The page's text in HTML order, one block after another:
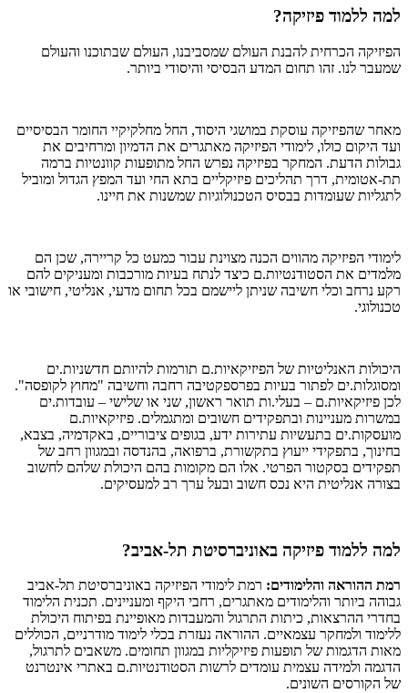
למה ללמוד פיזיקה?
הפיזיקה הכרחית להבנת העולם שמסביבנו, העולם שבתוכנו והעולם
שמעבר לנו. זהו תחום המדע הבסיסי והיסודי ביותר.
מאחר שהפיזיקה עוסקת במושגי היסוד, החל מחלקיקיי החומר הבסיסיים
ועד היקום כולו, לימודי הפיזיקה מאתגרים את הדמיון ומרחיבים את
גבולות הדעת. המחקר בפיזיקה נפרש החל מתופעות קוונטיות ברמה
תת-אטומית, דרך תהליכים פיזיקליים בתא החי ועד המפץ הגדול ומוביל
לתגליות שעומדות בבסיס הטכנולוגיות שמשנות את חיינו.
לימודי הפיזיקה מהווים הכנה מצוינת עבור כמעט כל קריירה, שכן הם
מלמדים את הסטודנטיות.ם כיצד לנתח בעיות מורכבות ומעניקים להם
רקע נרחב וכלי חשיבה שניתן ליישמם בכל תחום מדעי, אנליטי, חישובי או
טכנולוגי.
היכולות האנליטיות של הפיזיקאיות.ם תורמות להיותם חדשניות.ים
ומסוגלות.ים לפתור בעיות בפרספקטיבה רחבה וחשיבה "מחוץ לקופסה".
לכן פיזיקאיות.ם – בעלי.ות תואר ראשון, שני או שלישי – עובדות.ים
במשרות מעניינות ובתפקידים חשובים ומתגמלים. פיזיקאיות.ם
מועסקות.ים בתעשיות עתירות ידע, בגופים ציבוריים, באקדמיה, בצבא,
בחינוך, בתפקידי ייעוץ בתקשורת, ברפואה, בהנדסה ובמגוון רחב של
תפקידים בסקטור הפרטי. אלו הם מקומות בהם היכולת שלהם לחשוב
בצורה אנליטית היא נכס חשוב ובעל ערך רב למעסיקים.
למה ללמוד פיזיקה באוניברסיטת תל-אביב?
רמת ההוראה והלימודים: רמת לימודי הפיזיקה באוניברסיטת תל-אביב
גבוהה ביותר והלימודים מאתגרים, רחבי היקף ומעניינים. תכנית הלימוד
בחדרי ההרצאות, כיתות התרגול והמעבדות מאופיינת בפיתוח היכולת
ללימוד ולמחקר עצמאיים. ההוראה נעזרת בכלי לימוד מודרניים, הכוללים
מאות הדגמות של תופעות פיזיקליות במגוון תחומים. משאבים לתרגול,
הדגמה ולמידה עצמית עומדים לרשות הסטודנטיות.ם באתרי אינטרנט
של הקורסים השונים.